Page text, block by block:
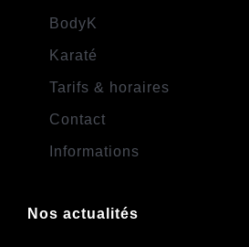
BodyK
Karaté
Tarifs & horaires
Contact
Informations
Nos actualités